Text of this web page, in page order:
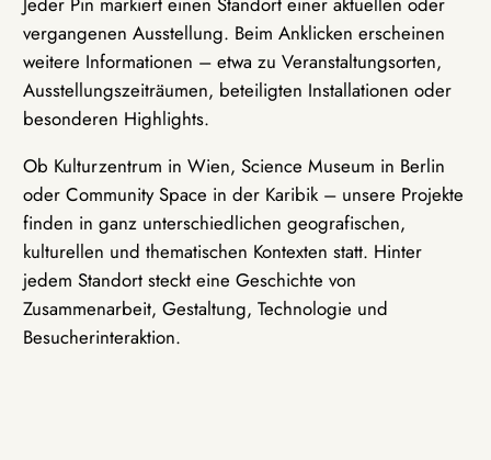
vergangenen Ausstellung. Beim Anklicken erscheinen
weitere Informationen – etwa zu Veranstaltungsorten,
Ausstellungszeiträumen, beteiligten Installationen oder
besonderen Highlights.
Ob Kulturzentrum in Wien, Science Museum in Berlin
oder Community Space in der Karibik – unsere Projekte
finden in ganz unterschiedlichen geografischen,
kulturellen und thematischen Kontexten statt. Hinter
jedem Standort steckt eine Geschichte von
Zusammenarbeit, Gestaltung, Technologie und
Besucherinteraktion.